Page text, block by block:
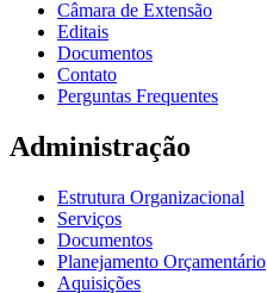
Câmara de Extensão
Editais
Documentos
Contato
Perguntas Frequentes
Administração
Estrutura Organizacional
Serviços
Documentos
Planejamento Orçamentário
Aquisições